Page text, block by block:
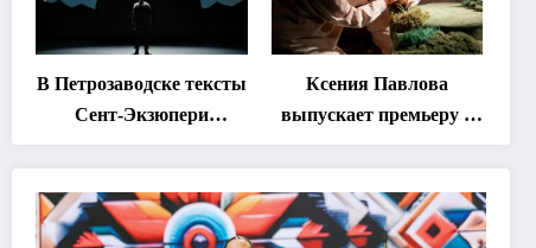
В Петрозаводске тексты
Сент-Экзюпери
переведут на язык
хореографии
Ксения Павлова
выпускает премьеру о
дружбе сурка и